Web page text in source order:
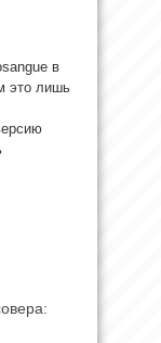
в
это лишь